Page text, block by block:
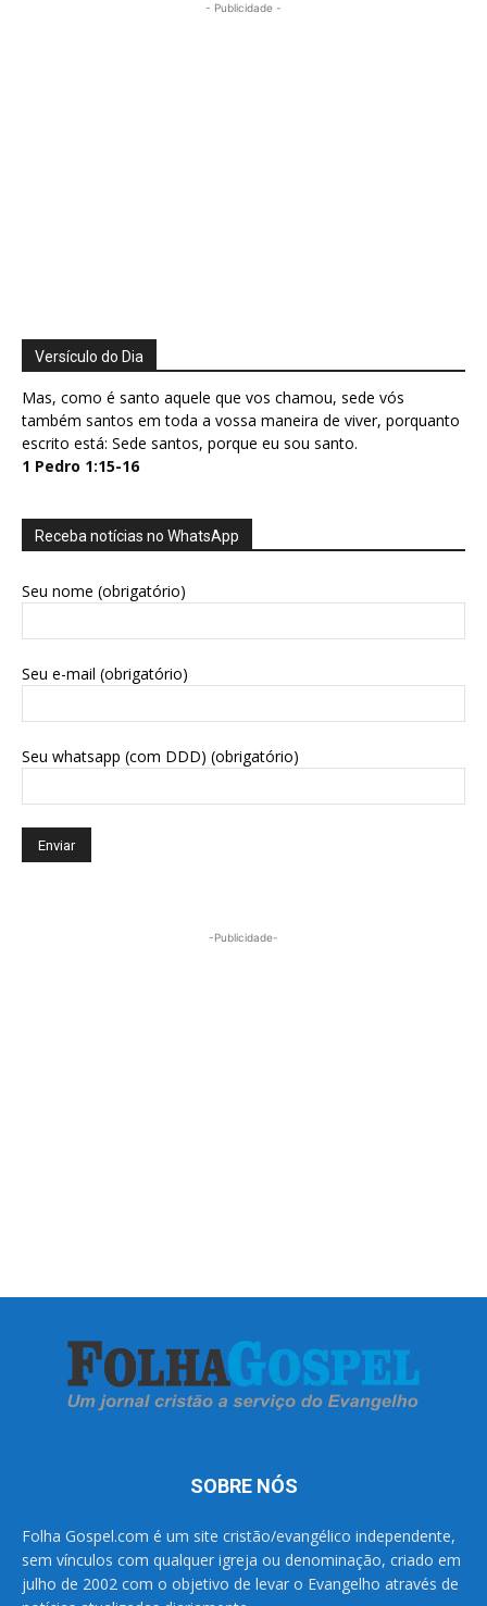
- Publicidade -
Versículo do Dia
Mas, como é santo aquele que vos chamou, sede vós
também santos em toda a vossa maneira de viver, porquanto
escrito está: Sede santos, porque eu sou santo.
1 Pedro 1:15-16
Receba notícias no WhatsApp
Seu nome (obrigatório)
Seu e-mail (obrigatório)
Seu whatsapp (com DDD) (obrigatório)
-Publicidade-
SOBRE NÓS
Folha Gospel.com é um site cristão/evangélico independente,
sem vínculos com qualquer igreja ou denominação, criado em
julho de 2002 com o objetivo de levar o Evangelho através de